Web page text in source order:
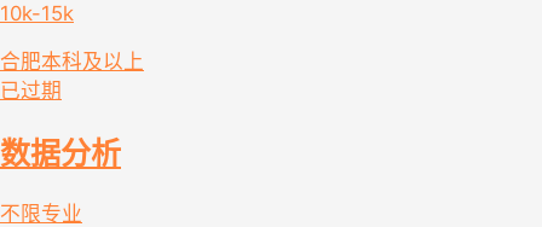
10k-15k
合肥本科及以上
已过期
数据分析
不限专业